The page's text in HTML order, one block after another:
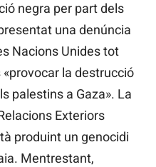
negra per part dels
una denúncia
Nacions Unides tot
«provocar la destrucció
palestins a Gaza». La
Exteriors
produint un genocidi
Mentrestant,